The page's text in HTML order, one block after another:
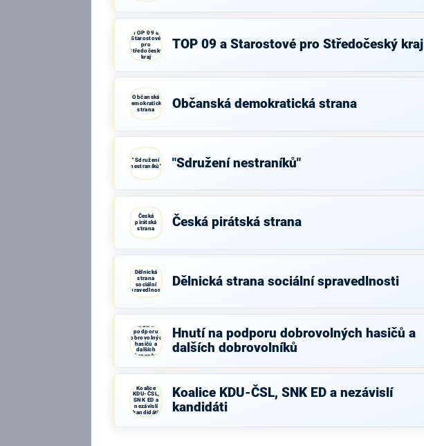
TOP 09 a
Starostové
pro
Středočeský
kraj
TOP 09 a Starostové pro Středočeský kraj
Občanská
demokratická
strana
Občanská demokratická strana
"Sdružení
nestraníků"
"Sdružení nestraníků"
Česká
pirátská
strana
Česká pirátská strana
Dělnická
strana
sociální
spravedlnosti
Dělnická strana sociální spravedlnosti
Hnutí na
podporu
dobrovolných
hasičů a
dalších
dobrovolníků
Hnutí na podporu dobrovolných hasičů a
dalších dobrovolníků
Koalice
KDU-ČSL,
SNK ED a
nezávislí
kandidáti
Koalice KDU-ČSL, SNK ED a nezávislí
kandidáti